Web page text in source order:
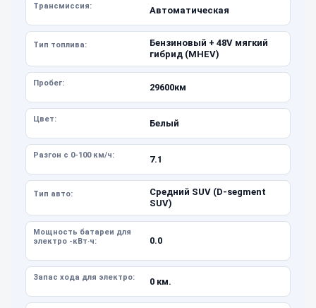
Трансмиссия: Автоматическая
Тип топлива:
Бензиновый + 48V мягкий
гибрид (MHEV)
Пробег: 29600км
Цвет: Белый
Разгон с 0-100 км/ч: 7.1
Тип авто:
Средний SUV (D-segment
SUV)
Мощность батареи для
электро -кВт·ч:
0.0
Запас хода для электро: 0 км.